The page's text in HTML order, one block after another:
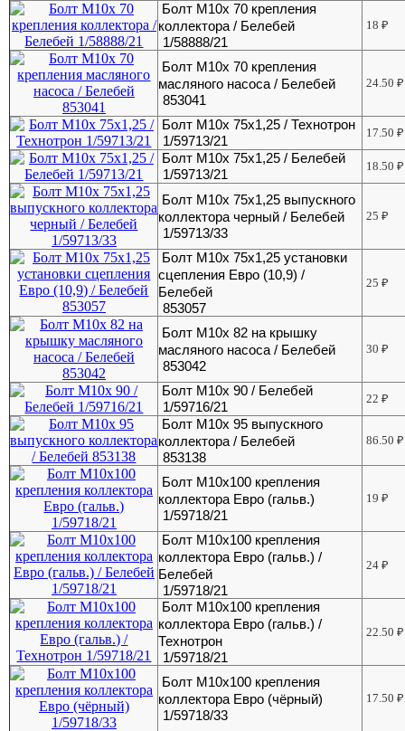
Болт М10х 70 крепления
коллектора / Белебей
1/58888/21
18₽
Болт М10х 70 крепления
масляного насоса / Белебей
853041
24.50₽
Болт М10х 75х1,25 / Технотрон
1/59713/21
17.50₽
Болт М10х 75х1,25 / Белебей
1/59713/21
18.50₽
Болт М10х 75х1,25 выпускного
коллектора черный / Белебей
1/59713/33
25₽
Болт М10х 75х1,25 установки
сцепления Евро (10,9) /
Белебей
853057
25₽
Болт М10х 82 на крышку
масляного насоса / Белебей
853042
30₽
Болт М10х 90 / Белебей
1/59716/21
22₽
Болт М10х 95 выпускного
коллектора / Белебей
853138
86.50₽
Болт М10х100 крепления
коллектора Евро (гальв.)
1/59718/21
19₽
Болт М10х100 крепления
коллектора Евро (гальв.) /
Белебей
1/59718/21
24₽
Болт М10х100 крепления
коллектора Евро (гальв.) /
Технотрон
1/59718/21
22.50₽
Болт М10х100 крепления
коллектора Евро (чёрный)
1/59718/33
17.50₽